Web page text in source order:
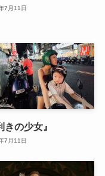
7月11日
きの少女』
7月11日